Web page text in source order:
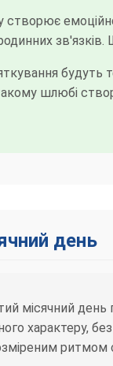
створює
шлюбі
день
місячний день
характеру,
ритмом